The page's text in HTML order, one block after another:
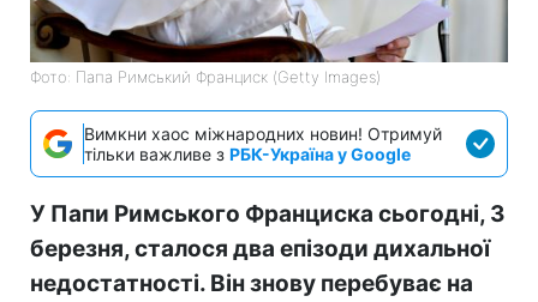
Фото: Папа Римський Франциск (Getty Images)
Вимкни хаос міжнародних новин! Отримуй
тільки важливе з РБК-Україна у Google
У Папи Римського Франциска сьогодні, 3
березня, сталося два епізоди дихальної
недостатності. Він знову перебуває на